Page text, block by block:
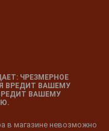
ЧРЕЗМЕРНОЕ
ВРЕДИТ ВАШЕМУ
ВАШЕМУ
в магазине невозможно